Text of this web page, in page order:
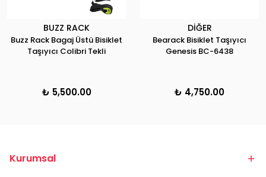
BUZZ RACK
Buzz Rack Bagaj Üstü Bisiklet
Taşıyıcı Colibri Tekli
₺ 5,500.00
DİĞER
Bearack Bisiklet Taşıyıcı
Genesis BC-6438
₺ 4,750.00
Kurumsal